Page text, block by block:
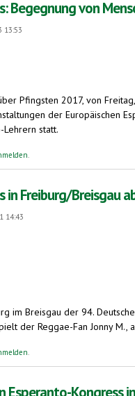
Begegnung von
13:53
Pfingsten 2017, von
der Europäischen
Lehrern statt.
von Menschen aus vielen
.
Freiburg/Breisgau
14:43
im Breisgau der 94.
der Reggae-Fan Jonny
Breisgau ab Freitag. Rede von
Esperanto-